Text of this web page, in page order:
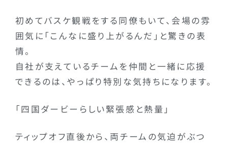
初めてバスケ観戦をする同僚もいて、会場の雰
囲気に「こんなに盛り上がるんだ」と驚きの表
情。
自社が支えているチームを仲間と一緒に応援
できるのは、やっぱり特別な気持ちになります。
「四国ダービーらしい緊張感と熱量」
ティップオフ直後から、両チームの気迫がぶつ